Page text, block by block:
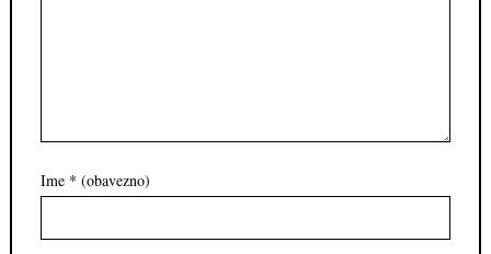
Ime * (obavezno)